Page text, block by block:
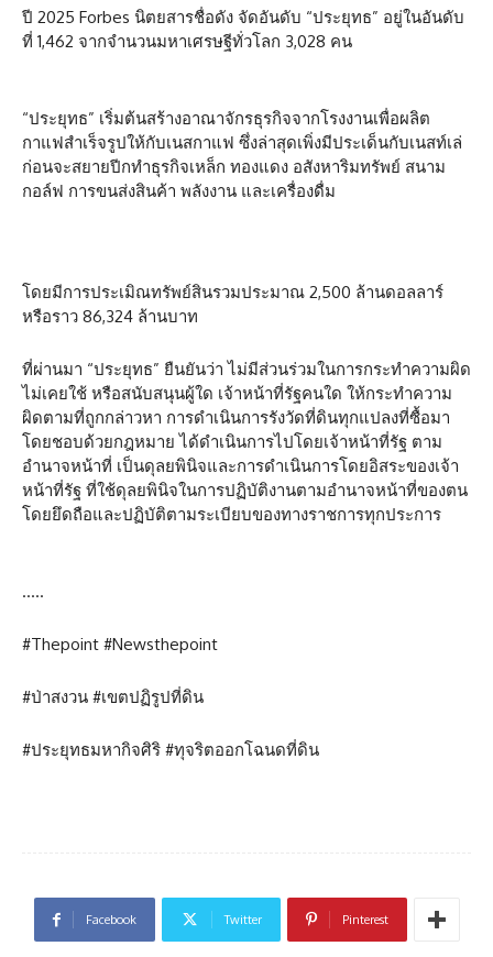
ปี 2025 Forbes นิตยสารชื่อดัง จัดอันดับ “ประยุทธ” อยู่ในอันดับ
ที่ 1,462 จากจำนวนมหาเศรษฐีทั่วโลก 3,028 คน
“ประยุทธ” เริ่มต้นสร้างอาณาจักรธุรกิจจากโรงงานเพื่อผลิต
กาแฟสำเร็จรูปให้กับเนสกาแฟ ซึ่งล่าสุดเพิ่งมีประเด็นกับเนสท์เล่
ก่อนจะสยายปีกทำธุรกิจเหล็ก ทองแดง อสังหาริมทรัพย์ สนาม
กอล์ฟ การขนส่งสินค้า พลังงาน และเครื่องดื่ม
โดยมีการประเมิณทรัพย์สินรวมประมาณ 2,500 ล้านดอลลาร์
หรือราว 86,324 ล้านบาท
ที่ผ่านมา “ประยุทธ” ยืนยันว่า ไม่มีส่วนร่วมในการกระทำความผิด
ไม่เคยใช้ หรือสนับสนุนผู้ใด เจ้าหน้าที่รัฐคนใด ให้กระทำความ
ผิดตามที่ถูกกล่าวหา การดำเนินการรังวัดที่ดินทุกแปลงที่ซื้อมา
โดยชอบด้วยกฎหมาย ได้ดำเนินการไปโดยเจ้าหน้าที่รัฐ ตาม
อำนาจหน้าที่ เป็นดุลยพินิจและการดำเนินการโดยอิสระของเจ้า
หน้าที่รัฐ ที่ใช้ดุลยพินิจในการปฏิบัติงานตามอำนาจหน้าที่ของตน
โดยยึดถือและปฏิบัติตามระเบียบของทางราชการทุกประการ
…..
#Thepoint #Newsthepoint
#ป่าสงวน #เขตปฏิรูปที่ดิน
#ประยุทธมหากิจศิริ #ทุจริตออกโฉนดที่ดิน
Facebook Twitter Pinterest